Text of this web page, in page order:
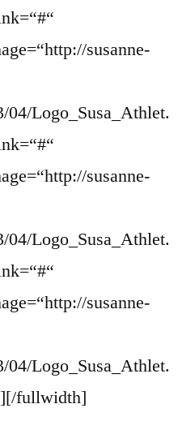
susanne-
04/Logo_Susa_Athlet.
susanne-
04/Logo_Susa_Athlet.
susanne-
04/Logo_Susa_Athlet.
fullwidth]